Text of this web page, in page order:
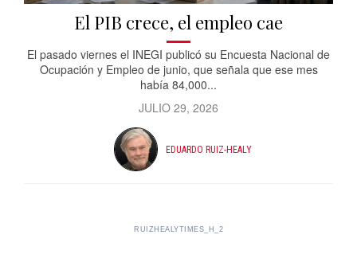
El PIB crece, el empleo cae
El pasado viernes el INEGI publicó su Encuesta Nacional de
Ocupación y Empleo de junio, que señala que ese mes
había 84,000...
JULIO 29, 2026
EDUARDO RUIZ-HEALY
RUIZHEALYTIMES_H_2